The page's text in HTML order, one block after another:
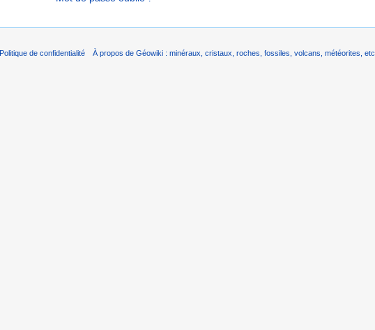
Politique de confidentialité À propos de Géowiki : minéraux, cristaux, roches, fossiles, volcans, météorites, etc.